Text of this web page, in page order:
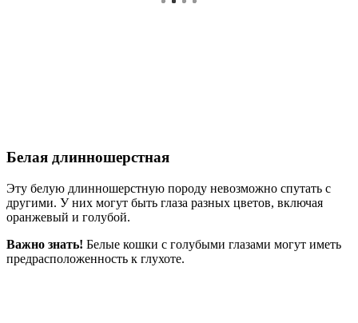
Белая длинношерстная
Эту белую длинношерстную породу невозможно спутать с
другими. У них могут быть глаза разных цветов, включая
оранжевый и голубой.
Важно знать! Белые кошки с голубыми глазами могут иметь
предрасположенность к глухоте.